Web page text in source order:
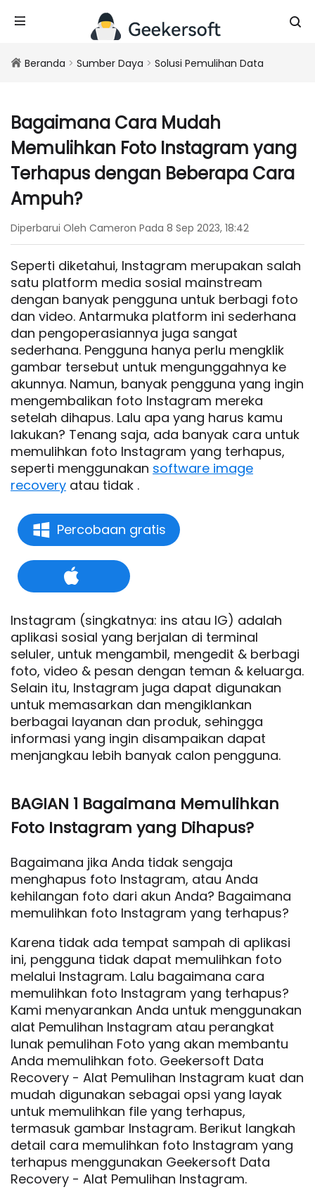
Beranda > Sumber Daya > Solusi Pemulihan Data
Bagaimana Cara Mudah
Memulihkan Foto Instagram yang
Terhapus dengan Beberapa Cara
Ampuh?
Diperbarui Oleh Cameron Pada 8 Sep 2023, 18:42
Seperti diketahui, Instagram merupakan salah
satu platform media sosial mainstream
dengan banyak pengguna untuk berbagi foto
dan video. Antarmuka platform ini sederhana
dan pengoperasiannya juga sangat
sederhana. Pengguna hanya perlu mengklik
gambar tersebut untuk mengunggahnya ke
akunnya. Namun, banyak pengguna yang ingin
mengembalikan foto Instagram mereka
setelah dihapus. Lalu apa yang harus kamu
lakukan? Tenang saja, ada banyak cara untuk
memulihkan foto Instagram yang terhapus,
seperti menggunakan software image
recovery atau tidak .
Percobaan gratis
Instagram (singkatnya: ins atau IG) adalah
aplikasi sosial yang berjalan di terminal
seluler, untuk mengambil, mengedit & berbagi
foto, video & pesan dengan teman & keluarga.
Selain itu, Instagram juga dapat digunakan
untuk memasarkan dan mengiklankan
berbagai layanan dan produk, sehingga
informasi yang ingin disampaikan dapat
menjangkau lebih banyak calon pengguna.
BAGIAN 1 Bagaimana Memulihkan
Foto Instagram yang Dihapus?
Bagaimana jika Anda tidak sengaja
menghapus foto Instagram, atau Anda
kehilangan foto dari akun Anda? Bagaimana
memulihkan foto Instagram yang terhapus?
Karena tidak ada tempat sampah di aplikasi
ini, pengguna tidak dapat memulihkan foto
melalui Instagram. Lalu bagaimana cara
memulihkan foto Instagram yang terhapus?
Kami menyarankan Anda untuk menggunakan
alat Pemulihan Instagram atau perangkat
lunak pemulihan Foto yang akan membantu
Anda memulihkan foto. Geekersoft Data
Recovery - Alat Pemulihan Instagram kuat dan
mudah digunakan sebagai opsi yang layak
untuk memulihkan file yang terhapus,
termasuk gambar Instagram. Berikut langkah
detail cara memulihkan foto Instagram yang
terhapus menggunakan Geekersoft Data
Recovery - Alat Pemulihan Instagram.